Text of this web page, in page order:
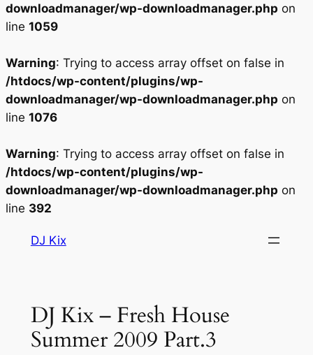
downloadmanager/wp-downloadmanager.php on
line 1059
Warning: Trying to access array offset on false in
/htdocs/wp-content/plugins/wp-
downloadmanager/wp-downloadmanager.php on
line 1076
Warning: Trying to access array offset on false in
/htdocs/wp-content/plugins/wp-
downloadmanager/wp-downloadmanager.php on
line 392
DJ Kix
DJ Kix – Fresh House
Summer 2009 Part.3